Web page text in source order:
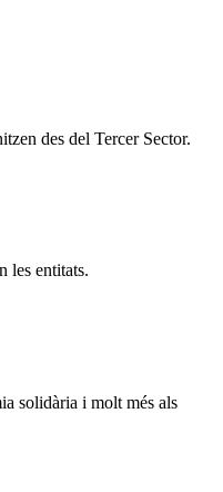
des del Tercer Sector.
les entitats.
solidària i molt més als